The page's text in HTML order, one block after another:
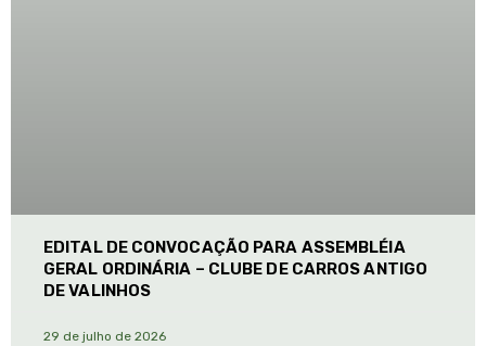
EDITAL DE CONVOCAÇÃO PARA ASSEMBLÉIA
GERAL ORDINÁRIA – CLUBE DE CARROS ANTIGO
DE VALINHOS
29 de julho de 2026